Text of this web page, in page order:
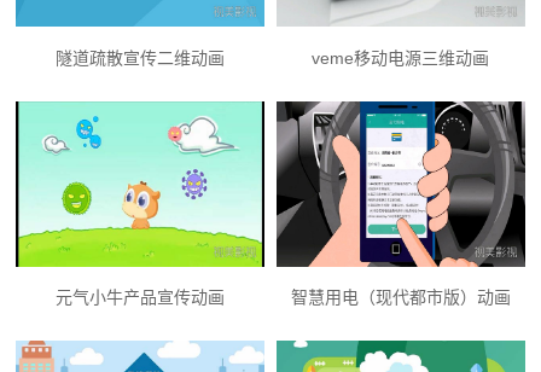
隧道疏散宣传二维动画 veme移动电源三维动画
元气小牛产品宣传动画 智慧用电（现代都市版）动画